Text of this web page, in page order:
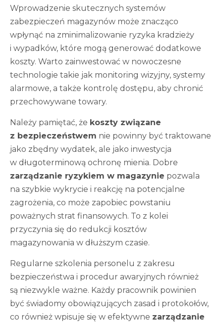
Wprowadzenie skutecznych systemów
zabezpieczeń magazynów może znacząco
wpłynąć na zminimalizowanie ryzyka kradzieży
i wypadków, które mogą generować dodatkowe
koszty. Warto zainwestować w nowoczesne
technologie takie jak monitoring wizyjny, systemy
alarmowe, a także kontrolę dostępu, aby chronić
przechowywane towary.
Należy pamiętać, że koszty związane
z bezpieczeństwem nie powinny być traktowane
jako zbędny wydatek, ale jako inwestycja
w długoterminową ochronę mienia. Dobre
zarządzanie ryzykiem w magazynie pozwala
na szybkie wykrycie i reakcję na potencjalne
zagrożenia, co może zapobiec powstaniu
poważnych strat finansowych. To z kolei
przyczynia się do redukcji kosztów
magazynowania w dłuższym czasie.
Regularne szkolenia personelu z zakresu
bezpieczeństwa i procedur awaryjnych również
są niezwykle ważne. Każdy pracownik powinien
być świadomy obowiązujących zasad i protokołów,
co również wpisuje się w efektywne zarządzanie